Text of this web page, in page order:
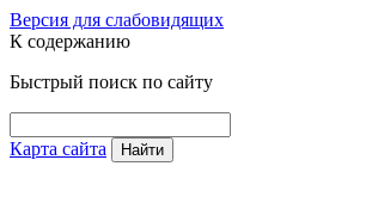
Версия для слабовидящих
К содержанию
Быстрый поиск по сайту
Карта сайта Найти